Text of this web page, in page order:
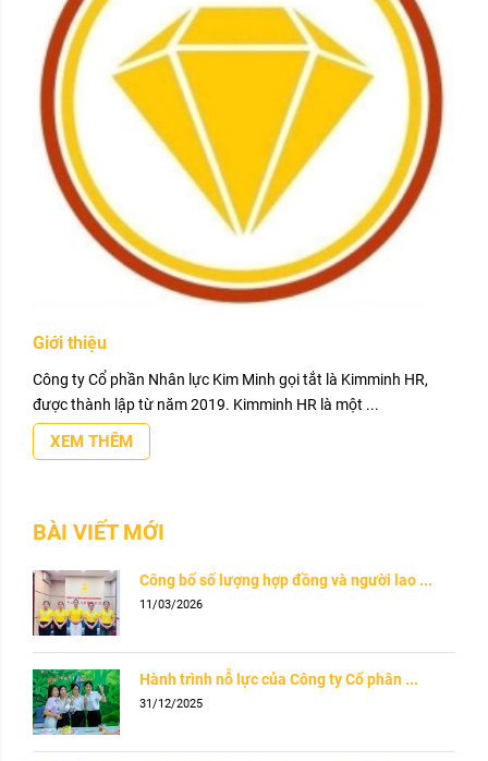
Giới thiệu
Công ty Cổ phần Nhân lực Kim Minh gọi tắt là Kimminh HR,
được thành lập từ năm 2019. Kimminh HR là một ...
XEM THÊM
BÀI VIẾT MỚI
Công bố số lượng hợp đồng và người lao ...
11/03/2026
Hành trình nỗ lực của Công ty Cổ phân ...
31/12/2025